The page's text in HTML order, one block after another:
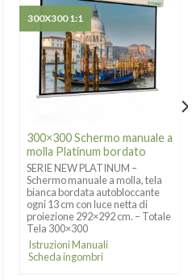
300×300 Schermo manuale a
molla Platinum bordato
SERIE NEW PLATINUM –
Schermo manuale a molla, tela
bianca bordata autobloccante
ogni 13 cm con luce netta di
proiezione 292×292 cm. – Totale
Tela 300×300
Istruzioni Manuali
Scheda ingombri
300X300 1:1